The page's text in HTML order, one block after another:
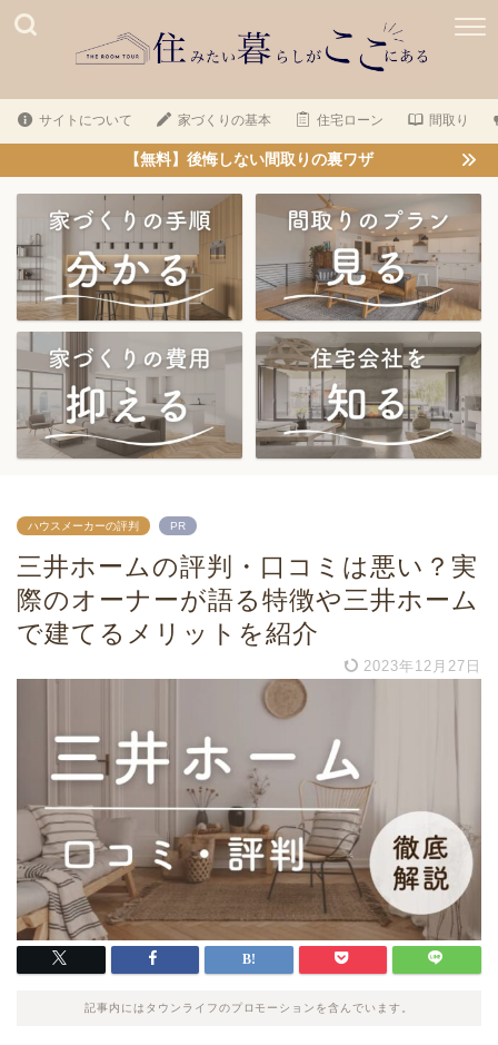
サイトについて 家づくりの基本 住宅ローン 間取り
【無料】後悔しない間取りの裏ワザ
ハウスメーカーの評判 PR
三井ホームの評判・口コミは悪い？実
際のオーナーが語る特徴や三井ホーム
で建てるメリットを紹介
2023年12月27日
記事内にはタウンライフのプロモーションを含んでいます。